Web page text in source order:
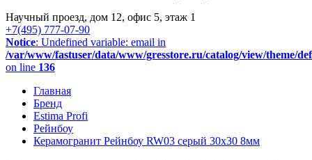
Научный проезд, дом 12, офис 5, этаж 1
+7(495) 777-07-90
Notice: Undefined variable: email in
/var/www/fastuser/data/www/gresstore.ru/catalog/view/theme/
on line 136
Главная
Бренд
Estima Profi
Рейнбоу
Керамогранит Рейнбоу RW03 серый 30x30 8мм